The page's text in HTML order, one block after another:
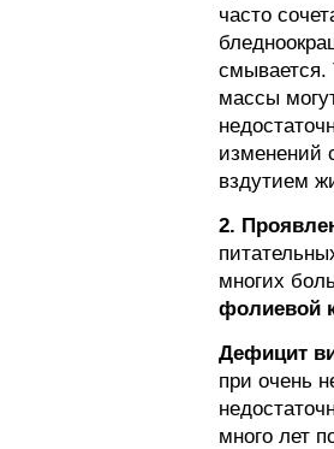
часто
смывается.
массы
изменений
вздутием
2.
многих
фолиевой
Дефицит
при очень
много лет